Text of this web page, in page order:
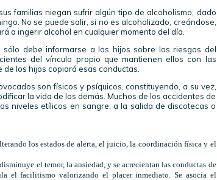
familias niegan sufrir algún tipo de alcoholismo, dado
No se puede salir, si no es alcoholizado, creándose,
a ingerir alcohol en cualquier momento del día.
sólo debe informarse a los hijos sobre los riesgos del
del vínculo propio que mantienen ellos con las
los hijos copiará esas conductas.
son físicos y psíquicos, constituyendo, a su vez,
la vida de los demás. Muchos de los accidentes de
niveles etílicos en sangre, a la salida de discotecas o
los estados de alerta, el juicio, la coordinación física y el
el temor, la ansiedad, y se acrecientan las conductas de
el facilitismo valorizando el placer inmediato. Se asocia el